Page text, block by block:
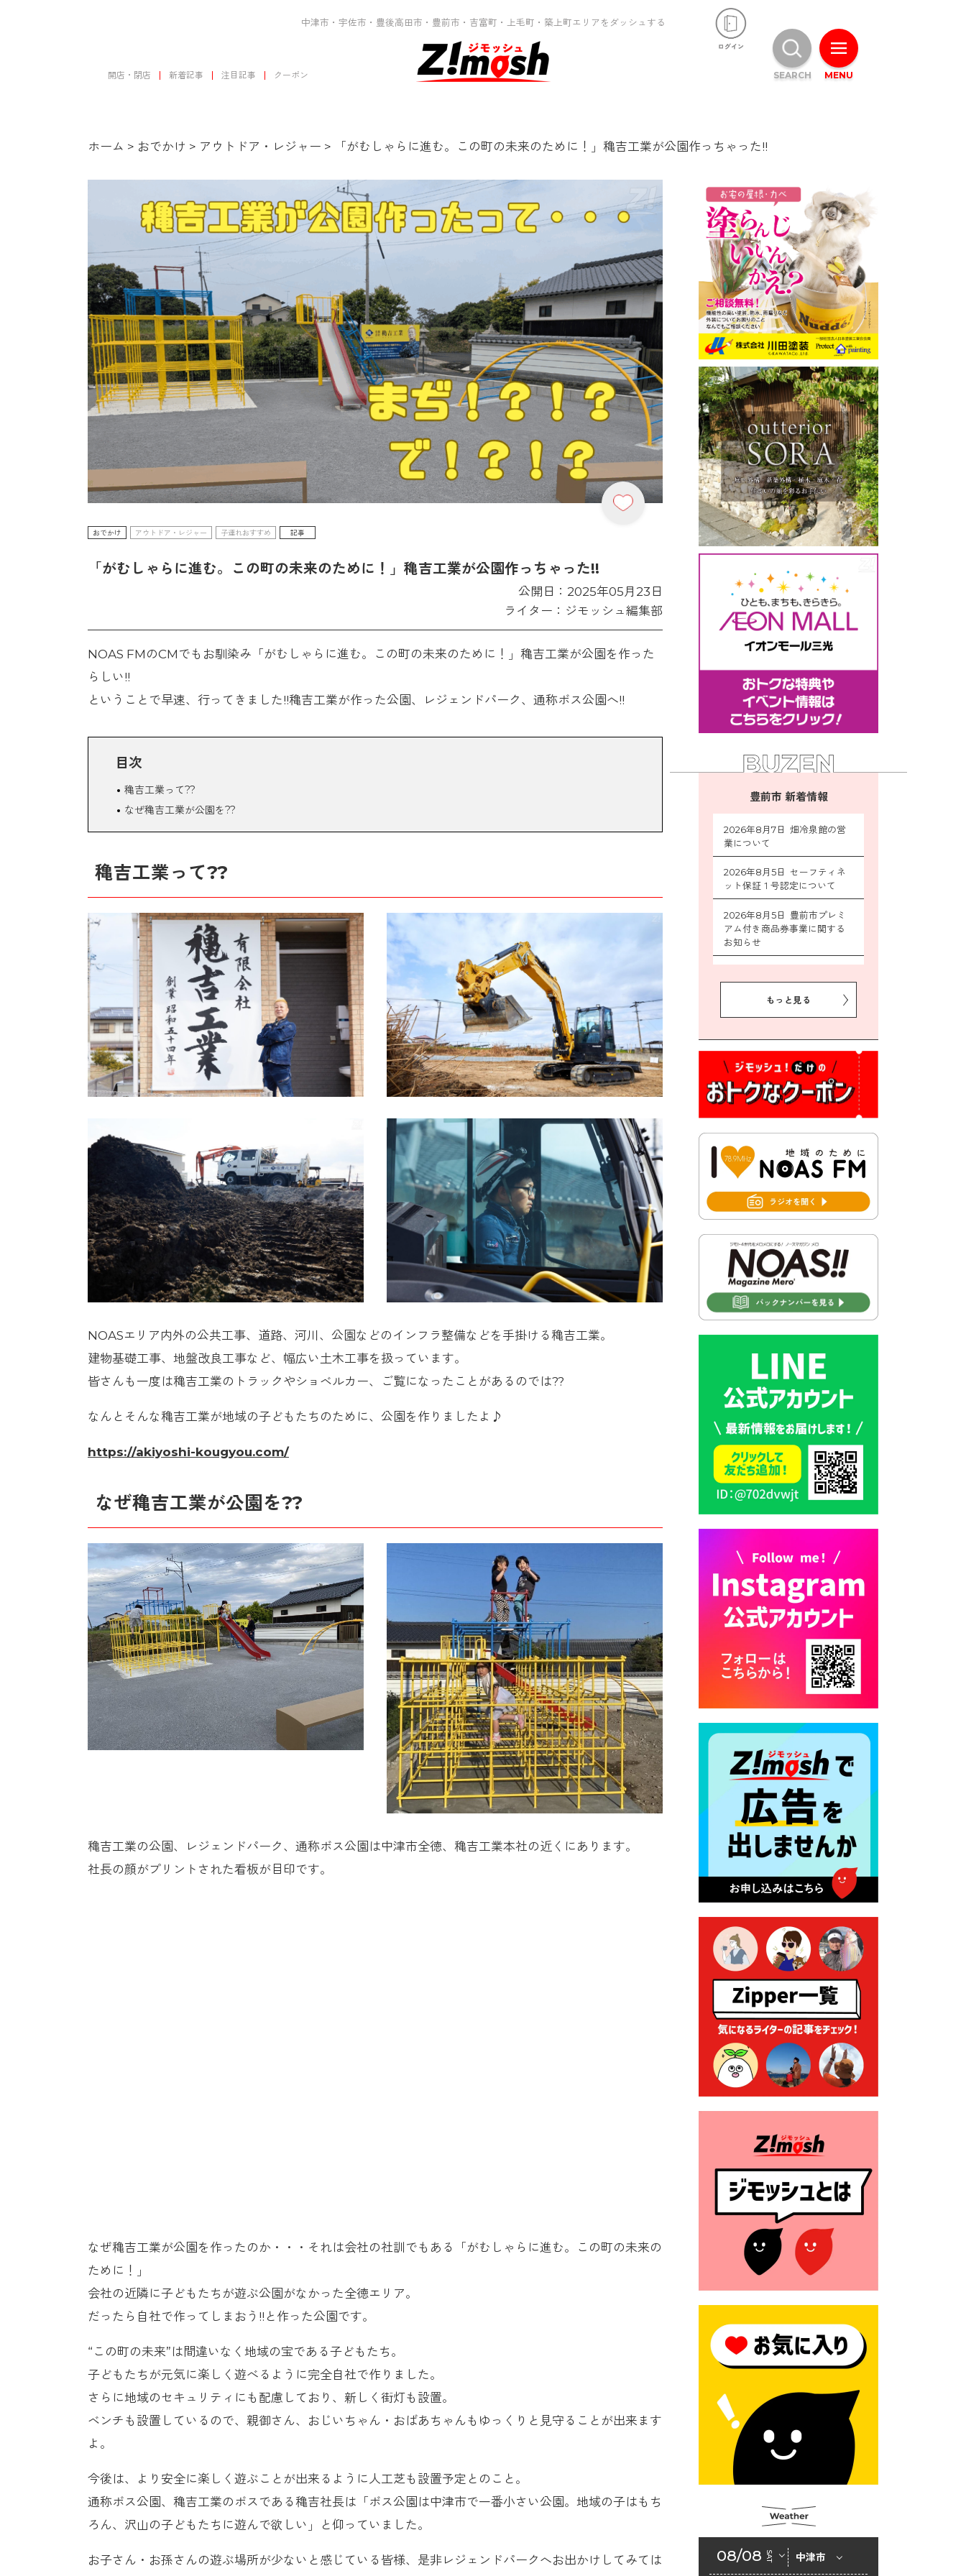
中津市・宇佐市・豊後高田市・豊前市・吉富町・上毛町・築上町エリアをダッシュする
開店・閉店 新着記事 注目記事 クーポン
ホーム > おでかけ > アウトドア・レジャー > 「がむしゃらに進む。この町の未来のために！」穐吉工業が公園作っちゃった!!
おでかけ アウトドア・レジャー 子連れおすすめ 記事
「がむしゃらに進む。この町の未来のために！」穐吉工業が公園作っちゃった!!
公開日：2025年05月23日
ライター：ジモッシュ編集部
NOAS FMのCMでもお馴染み「がむしゃらに進む。この町の未来のために！」穐吉工業が公園を作った
らしい!!
ということで早速、行ってきました!!穐吉工業が作った公園、レジェンドパーク、通称ボス公園へ!!
目次
穐吉工業って??
なぜ穐吉工業が公園を??
穐吉工業って??
NOASエリア内外の公共工事、道路、河川、公園などのインフラ整備などを手掛ける穐吉工業。
建物基礎工事、地盤改良工事など、幅広い土木工事を扱っています。
皆さんも一度は穐吉工業のトラックやショベルカー、ご覧になったことがあるのでは??
なんとそんな穐吉工業が地域の子どもたちのために、公園を作りましたよ♪
https://akiyoshi-kougyou.com/
なぜ穐吉工業が公園を??
穐吉工業の公園、レジェンドパーク、通称ボス公園は中津市全徳、穐吉工業本社の近くにあります。
社長の顔がプリントされた看板が目印です。
なぜ穐吉工業が公園を作ったのか・・・それは会社の社訓でもある「がむしゃらに進む。この町の未来の
ために！」
会社の近隣に子どもたちが遊ぶ公園がなかった全徳エリア。
だったら自社で作ってしまおう!!と作った公園です。
“この町の未来”は間違いなく地域の宝である子どもたち。
子どもたちが元気に楽しく遊べるように完全自社で作りました。
さらに地域のセキュリティにも配慮しており、新しく街灯も設置。
ベンチも設置しているので、親御さん、おじいちゃん・おばあちゃんもゆっくりと見守ることが出来ます
よ。
今後は、より安全に楽しく遊ぶことが出来るように人工芝も設置予定とのこと。
通称ボス公園、穐吉工業のボスである穐吉社長は「ボス公園は中津市で一番小さい公園。地域の子はもち
ろん、沢山の子どもたちに遊んで欲しい」と仰っていました。
お子さん・お孫さんの遊ぶ場所が少ないと感じている皆様、是非レジェンドパークへお出かけしてみては
豊前市 新着情報
2026年8月7日 畑冷泉館の営
業について
2026年8月5日 セーフティネ
ット保証１号認定について
2026年8月5日 豊前市プレミ
アム付き商品券事業に関する
お知らせ
ン作戦参加者募集
対抗「福岡駅伝」出場選手募
集！
2026年7月31日 第６次豊前市
総合計画後期基本計画策定業
書が変わります！
2026年7月30日 豊前市立豊前
中学校の進捗状況について
2026年7月30日 豊前市立学校
2026年7月30日 豊前市立学校
紹介≪再編計画の見直しにつ
いて≫
2026年7月29日 豊前市指定ご
み袋販売のお知らせ
2026年7月28日 豊前カラス天
狗みなと祭り（花火大会）開
催決定！
2026年7月28日 令和8年度
京築地区水道企業団職員採用
試験（募集）
2026年7月27日 マイナンバー
カード交付に伴う休日および
平日夜間開庁の案内
2026年7月22日 令和８年度
「こども文化パスポート事
2026年7月21日 卜仙の郷 お
盆期間の営業時間のお知らせ
2026年7月17日 バス経路検索
のご利用案内
2026年7月10日 台湾伝統音楽
団体 「北埔八音団・楽善軒」
公演開催のお知らせ
ンディング型ふるさと納税の
実施について
2026年7月9日 農地法等に係
る各種申請に係る登記事項証
明書の添付省略について
2026年7月9日 廃食用油の回
収
2026年7月7日 「おゆずりコ
ーナー」について
2026年7月1日 豊前市民プール
一般開放
（令和８年４月１日施行）
格改定
2026年6月23日 公告一覧（市
内業者対象）を更新しまし
2026年6月23日 （一財）豊前
市佐野・則尾育英会奨学生募
2026年6月18日 セアカゴケグ
モにご注意ください！
ェルターの指定
2026年6月10日 令和８年経済
センサス-活動調査
2026年6月9日 令和８年第３
回定例会「一般質問一覧表」
2026年6月5日 新婚世帯の家
2026年6月2日 戸籍に氏名の
振り仮名が記載されます
もっと見る
08/08 SAT 中津市
MENU
SEARCH